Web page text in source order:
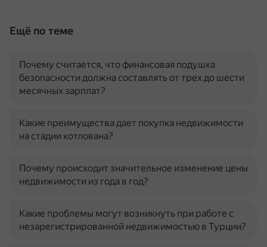
Ещё по теме
Почему считается, что финансовая подушка
безопасности должна составлять от трех до шести
месячных зарплат?
Какие преимущества дает покупка недвижимости
на стадии котлована?
Почему происходит значительное изменение цены
недвижимости из года в год?
Какие проблемы могут возникнуть при работе с
незарегистрированной недвижимостью в Турции?